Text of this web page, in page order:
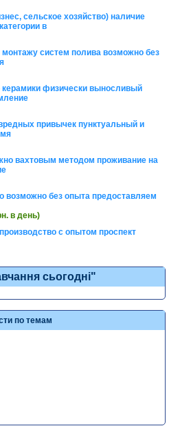
сельское хозяйство) наличие
в
систем полива возможно без
керамики физически выносливый
привычек пунктуальный и
вахтовым методом проживание на
возможно без опыта предоставляем
в день)
с опытом проспект
сьогодні"
по темам